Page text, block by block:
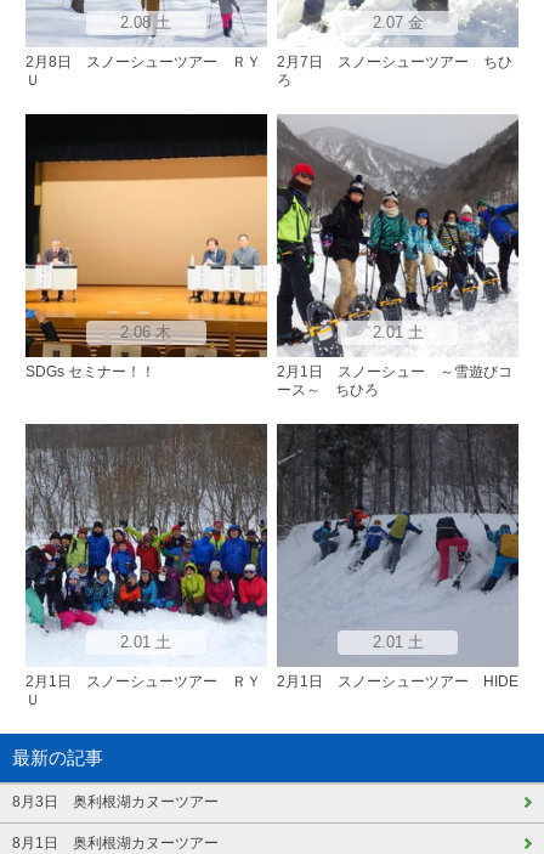
2.08 土
2月8日 スノーシューツアー ＲＹ
Ｕ
2.07 金
2月7日 スノーシューツアー ちひ
ろ
2.06 木
SDGs セミナー！！
2.01 土
2月1日 スノーシュー ～雪遊びコ
ース～ ちひろ
2.01 土
2月1日 スノーシューツアー ＲＹ
Ｕ
2.01 土
2月1日 スノーシューツアー HIDE
最新の記事
8月3日 奥利根湖カヌーツアー
8月1日 奥利根湖カヌーツアー